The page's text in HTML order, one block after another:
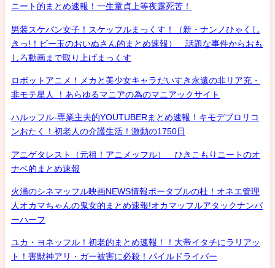
ニート的まとめ速報！一生童貞上等夜露死苦！
男装スケバン女子！スケッフルまっくす！（新・ナンノひゃくし
きっ!！ビー玉のおいぬさん的まとめ速報） 話題な事件からおも
しろ動画まで取り上げまっくす
ロボットアニメ！メカと美少女キャラだいすき永遠の非リア充・
非モテ星人 ！あらゆるマニアの為のマニアックサイト
ハルッフル-専業主夫的YOUTUBERまとめ速報！キモデブロリコ
ンおたく！初老人の介護生活！激動の1750日
アニゲタレスト（元祖！アニメッフル） ひきこもりニートのオ
ナベ的まとめ速報
火浦のシネマッフル映画NEWS情報ポータブルの杜！オネエ管理
人オカマちゃんの鬼女的まとめ速報!オカマッフルアタックナンバ
ーハーフ
ユカ・ヨネッフル！初老的まとめ速報！！大帝イタチにラリアッ
ト！害獣神アリ・ガー被害に必殺！パイルドライバー